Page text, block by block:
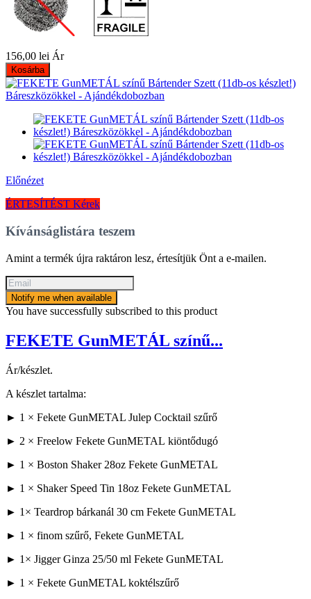
156,00 lei Ár
Kosárba
Előnézet
ÉRTESÍTÉST Kérek
Kívánságlistára teszem
Amint a termék újra raktáron lesz, értesítjük Önt a e-mailen.
Notify me when available
You have successfully subscribed to this product
FEKETE GunMETÁL színű...
Ár/készlet.
A készlet tartalma:
► 1 × Fekete GunMETAL Julep Cocktail szűrő
► 2 × Freelow Fekete GunMETAL kiöntődugó
► 1 × Boston Shaker 28oz Fekete GunMETAL
► 1 × Shaker Speed ​​​​Tin 18oz Fekete GunMETAL
► 1× Teardrop bárkanál 30 cm Fekete GunMETAL
► 1 × finom szűrő, Fekete GunMETAL
► 1× Jigger Ginza 25/50 ml Fekete GunMETAL
► 1 × Fekete GunMETAL koktélszűrő